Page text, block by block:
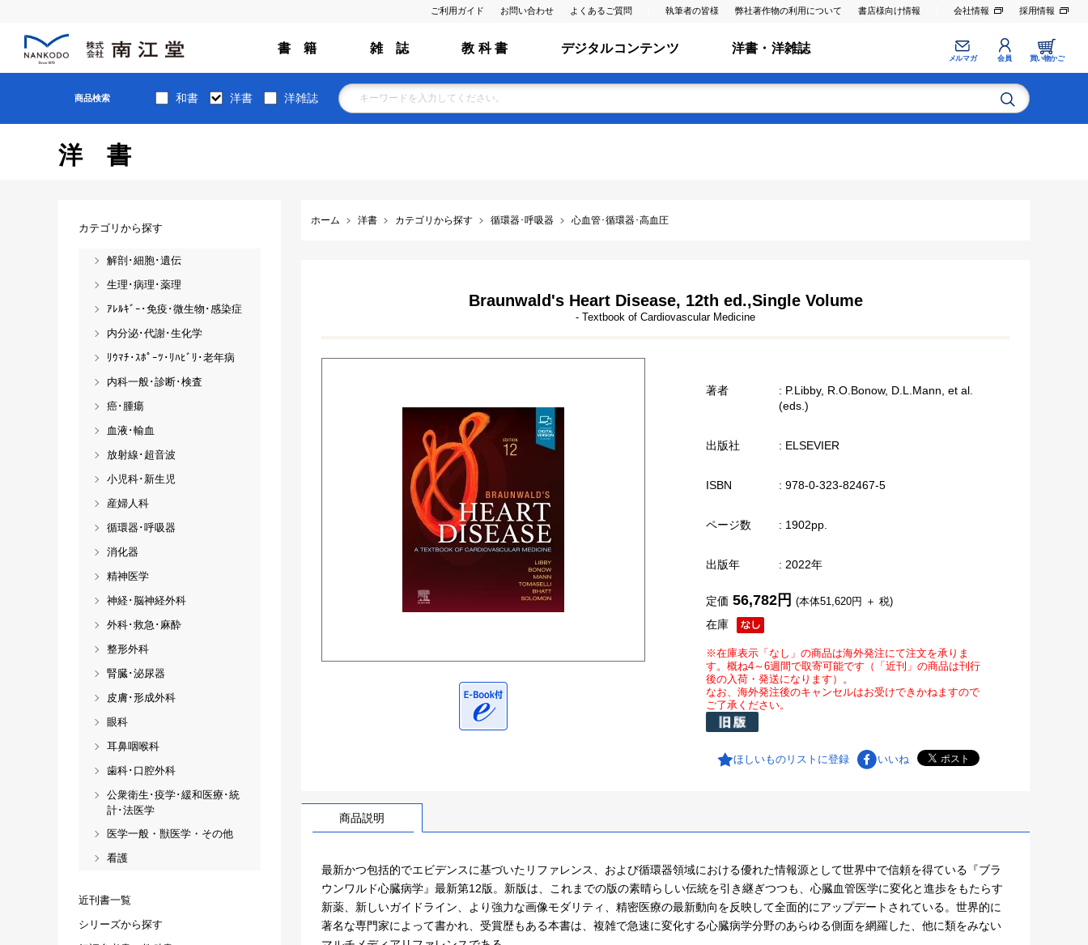
ご利用ガイド お問い合わせ よくあるご質問 執筆者の皆様 弊社著作物の利用について 書店様向け情報 会社情報 採用情報
書 籍 雑 誌 教 科 書 デジタルコンテンツ 洋書・洋雑誌
メルマガ 会員 買い物かご
商品検索 和書 洋書 洋雑誌
洋書
ホーム 洋書 カテゴリから探す 循環器･呼吸器 心血管･循環器･高血圧
Braunwald's Heart Disease, 12th ed.,Single Volume
- Textbook of Cardiovascular Medicine
著者
: P.Libby, R.O.Bonow, D.L.Mann, et al.
(eds.)
出版社 : ELSEVIER
ISBN : 978-0-323-82467-5
ページ数 : 1902pp.
出版年 : 2022年
在庫
定価 56,782円 (本体51,620円 ＋ 税)
※在庫表示「なし」の商品は海外発注にて注文を承りま
す。概ね4～6週間で取寄可能です（「近刊」の商品は刊行
後の入荷・発送になります）。
なお、海外発注後のキャンセルはお受けできかねますので
ご了承ください。
ほしいものリストに登録 いいね
商品説明
最新かつ包括的でエビデンスに基づいたリファレンス、および循環器領域における優れた情報源として世界中で信頼を得ている『ブラ
ウンワルド心臓病学』最新第12版。新版は、これまでの版の素晴らしい伝統を引き継ぎつつも、心臓血管医学に変化と進歩をもたらす
新薬、新しいガイドライン、より強力な画像モダリティ、精密医療の最新動向を反映して全面的にアップデートされている。世界的に
著名な専門家によって書かれ、受賞歴もある本書は、複雑で急速に変化する心臓病学分野のあらゆる側面を網羅した、他に類をみない
カテゴリから探す
解剖･細胞･遺伝
生理･病理･薬理
ｱﾚﾙｷﾞｰ･免疫･微生物･感染症
内分泌･代謝･生化学
ﾘｳﾏﾁ･ｽﾎﾟｰﾂ･ﾘﾊﾋﾞﾘ･老年病
内科一般･診断･検査
癌･腫瘍
血液･輸血
放射線･超音波
小児科･新生児
産婦人科
循環器･呼吸器
消化器
精神医学
神経･脳神経外科
外科･救急･麻酔
整形外科
腎臓･泌尿器
皮膚･形成外科
眼科
耳鼻咽喉科
歯科･口腔外科
公衆衛生･疫学･緩和医療･統
計･法医学
医学一般・獣医学・その他
看護
近刊書一覧
シリーズから探す